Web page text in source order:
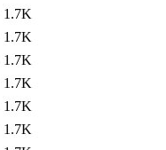
1.7K
1.7K
1.7K
1.7K
1.7K
1.7K